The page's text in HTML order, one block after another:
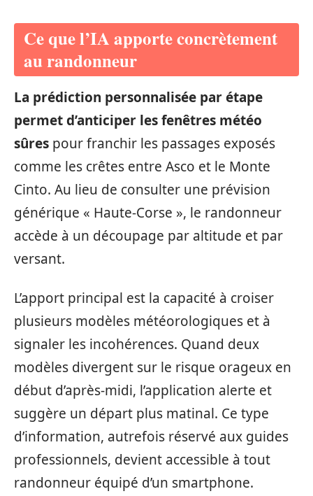
Ce que l’IA apporte concrètement
au randonneur
La prédiction personnalisée par étape
permet d’anticiper les fenêtres météo
sûres pour franchir les passages exposés
comme les crêtes entre Asco et le Monte
Cinto. Au lieu de consulter une prévision
générique « Haute-Corse », le randonneur
accède à un découpage par altitude et par
versant.
L’apport principal est la capacité à croiser
plusieurs modèles météorologiques et à
signaler les incohérences. Quand deux
modèles divergent sur le risque orageux en
début d’après-midi, l’application alerte et
suggère un départ plus matinal. Ce type
d’information, autrefois réservé aux guides
professionnels, devient accessible à tout
randonneur équipé d’un smartphone.